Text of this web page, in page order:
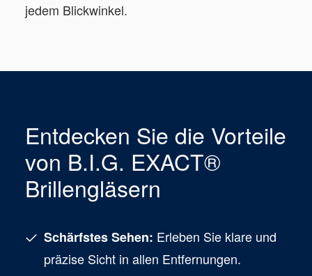
jedem Blickwinkel.
Entdecken Sie die Vorteile
von B.I.G. EXACT®
Brillengläsern
Schärfstes Sehen: Erleben Sie klare und
präzise Sicht in allen Entfernungen.